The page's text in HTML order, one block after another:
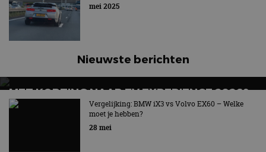
mei 2025
Nieuwste berichten
MET KORTING NAAR EV EXPERIENCE 2026?
AUTORAI REGELT HET!
EV Experience 2026 van 24 tot 26 september
Vergelijking: BMW iX3 vs Volvo EX60 – Welke
moet je hebben?
28 mei